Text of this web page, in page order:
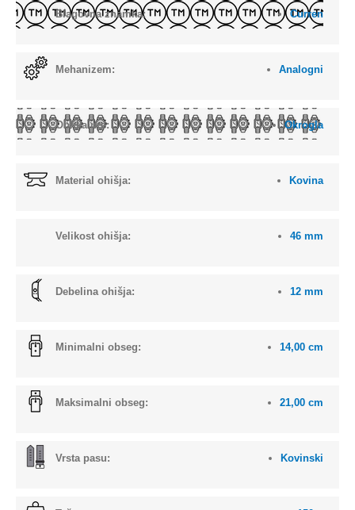
Blagovna znamka: Curren
Mehanizem: Analogni
Oblika ure: Okrogla
Material ohišja: Kovina
Velikost ohišja: 46 mm
Debelina ohišja: 12 mm
Minimalni obseg: 14,00 cm
Maksimalni obseg: 21,00 cm
Vrsta pasu: Kovinski